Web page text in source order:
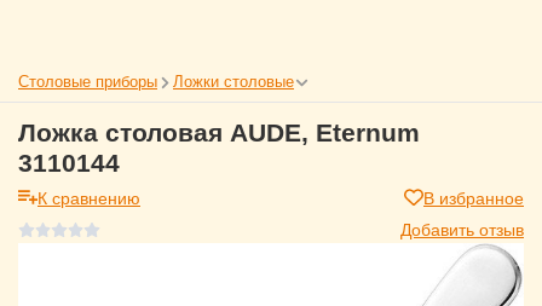
Столовые приборы Ложки столовые
Ложка столовая AUDE, Eternum
3110144
К сравнению
В избранное
Добавить отзыв